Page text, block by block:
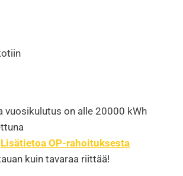
vuosikulutus on alle 20000 kWh
Lisätietoa OP-rahoituksesta
kuin tavaraa riittää!